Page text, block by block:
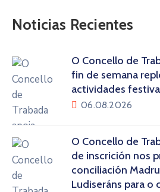
Noticias Recientes
O Concello de
fin de semana
actividades
06.08.2026
O Concello de
de inscrición nos
conciliación
Ludiseráns para o